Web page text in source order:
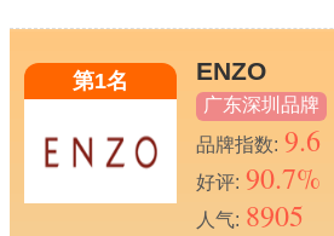
第1名 ENZO
广东深圳品牌
品牌指数: 9.6
好评: 90.7%
人气: 8905